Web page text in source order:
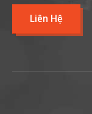
Liên Hệ